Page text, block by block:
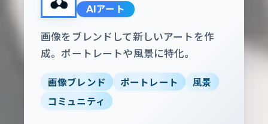
AIアート
画像をブレンドして新しいアートを作
成。ポートレートや風景に特化。
画像ブレンド ポートレート
風景
コミュニティ